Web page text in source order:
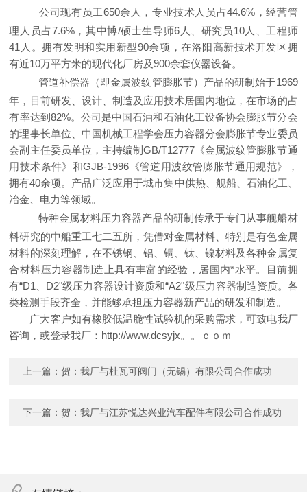
公司现有员工650余人，专业技术人员占44.6%，经营管
理人员占7.6%，其中博/硕士生导师6人、研究员10人、工程师
41人。拥有发明和实用新型90余项，在洛阳高新技术开发区拥
有近10万平方米的现代化厂房及900余套仪器设备。
管道补偿器（即金属波纹管膨胀节）产品的研制始于1969
年，目前研发、设计、制造及应用技术居国内地位，在市场的占
有率达到82%。公司是中国石油和石油化工设备协会膨胀节分会
的理事长单位、中国机械工程学会压力容器分会膨胀节专业委员
会副主任委员单位，主持编制GB/T12777《金属波纹管膨胀节通
用技术条件》和GJB-1996《管道用波纹管膨胀节通用规范》，
拥有40余项。产品广泛应用于城市集中供热、舰船、石油化工、
冶金、电力等领域。
特种金属材料压力容器产品的研制传承于专门从事舰船材
料研究的中船重工七二五所，凭借对金属材料、特别是有色金属
材料的深刻理解，在不锈钢、铝、铜、钛、镍材料及各种金属复
合材料压力容器制造上具有丰富的经验，居国内*水平。目前拥
有“D1、D2"级压力容器设计资质和“A2"级压力容器制造资质。各
类检测手段齐全，并能够承担压力容器新产品的研发和制造。
广大客户如有橡胶低温脆性试验机的采购需求，可致电我厂
咨询，或登录我厂：http://www.dcsyjx。。ｃｏｍ
上一篇：贺：我厂与杜瓦可阀门（无锡）有限公司合作成功
下一篇：贺：我厂与江苏悦达兴业汽车配件有限公司合作成功